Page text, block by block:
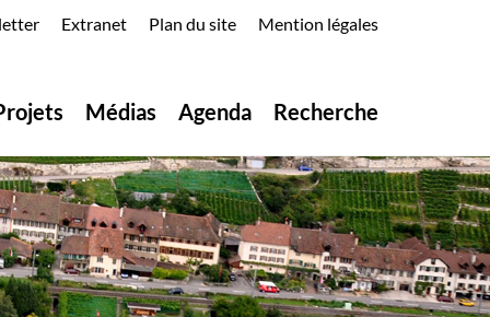
Extranet Plan du site Mention légales
Médias Agenda Recherche